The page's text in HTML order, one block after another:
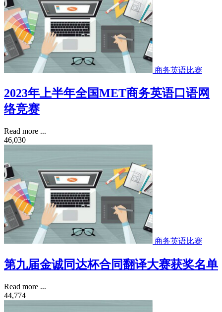
商务英语比赛
2023年上半年全国MET商务英语口语网
络竞赛
Read more ...
46,030
商务英语比赛
第九届金诚同达杯合同翻译大赛获奖名单
Read more ...
44,774